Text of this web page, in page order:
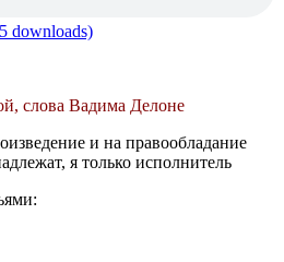
downloads)
слова Вадима Делоне
и на правообладание
я только исполнитель